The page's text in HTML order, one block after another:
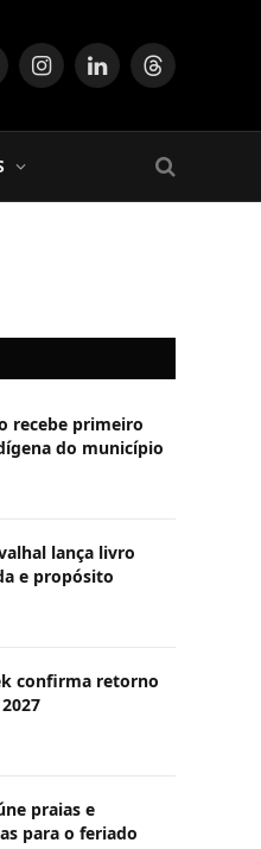
InstagramLinkedInThreads
recebe primeiro
do município
lança livro
e propósito
confirma retorno
praias e
para o feriado